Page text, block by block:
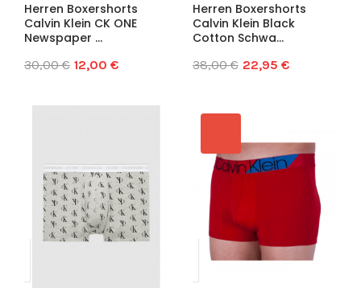
Herren Boxershorts
Calvin Klein CK ONE
Newspaper ...
30,00 € 12,00 €
Herren Boxershorts
Calvin Klein Black
Cotton Schwa...
38,00 € 22,95 €